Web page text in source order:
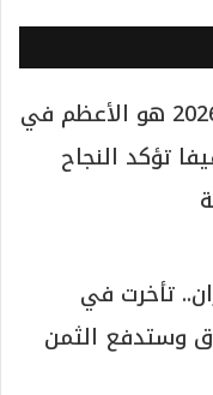
ترامب: مونديال 2026 هو الأعظم في
تؤكد النجاح
تأخرت في
وستدفع الثمن